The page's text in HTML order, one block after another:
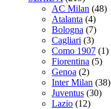
AC Milan (48)
Atalanta (4)
Bologna (7)
Cagliari (3)
Como 1907 (1)
Fiorentina (5)
Genoa (2)
Inter Milan (38)
Juventus (30)
Lazio (12)